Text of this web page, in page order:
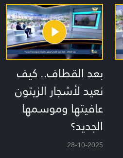
بعد القطاف.. كيف
نعيد لأشجار الزيتون
عافيتها وموسمها
الجديد؟
28-10-2025